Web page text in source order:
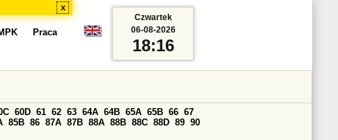
x
Praca
60D 61 62 63 64A 64B 65A 65B 66 67
85B 86 87A 87B 88A 88B 88C 88D 89 90
Czwartek
06-08-2026
18:16